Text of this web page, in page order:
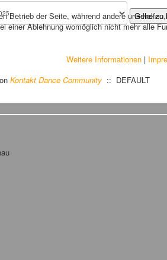
Gehe zu
Kontakt Dance Community :: DEFAULT
der Seite, während andere uns
Ablehnung womöglich nicht mehr alle
Weitere Informationen|